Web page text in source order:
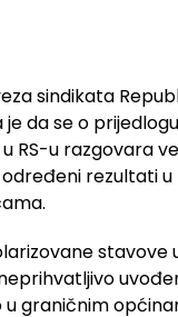
sindikata
je da se o
RS-u razgovara
rezultati
stavove
u graničnim